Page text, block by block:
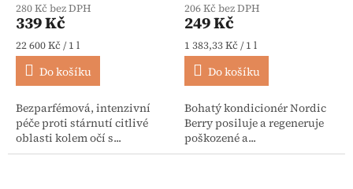
280 Kč bez DPH
339 Kč
Měrná cena:
22 600 Kč / 1 l
Do košíku
Bezparfémová, intenzivní
péče proti stárnutí citlivé
oblasti kolem očí s...
206 Kč bez DPH
249 Kč
Měrná cena:
1 383,33 Kč / 1 l
Do košíku
Bohatý kondicionér Nordic
Berry posiluje a regeneruje
poškozené a...